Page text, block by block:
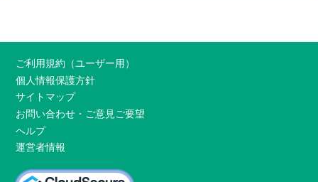
ご利用規約（ユーザー用）
個人情報保護方針
サイトマップ
お問い合わせ・ご意見ご要望
ヘルプ
運営者情報